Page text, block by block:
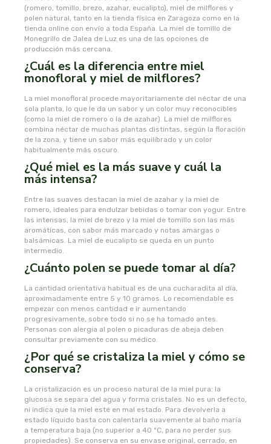
(romero, tomillo, brezo, azahar, eucalipto), miel de milflores y
polen natural, tanto en la tienda física en Zaragoza como en la
tienda online con envío a toda España. La miel de tomillo de
Monegrillo de Jalea de Luz es una de las opciones de
producción más cercana.
¿Cuál es la diferencia entre miel
monofloral y miel de milflores?
La miel monofloral procede mayoritariamente del néctar de una
sola planta, lo que le da un sabor y un color muy reconocibles
(como la miel de romero o la de azahar). La miel de milflores
combina néctar de muchas plantas distintas, según la floración
de la zona, y tiene un sabor más equilibrado y un color
habitualmente más oscuro.
¿Qué miel es la más suave y cuál la
más intensa?
Entre las suaves destacan la miel de azahar y la miel de
romero, ideales para endulzar bebidas o tomar con yogur. Entre
las intensas, la miel de brezo y la miel de tomillo son las más
aromáticas, con sabor más marcado y notas amargas o
balsámicas. La miel de eucalipto se queda en un punto
intermedio.
¿Cuánto polen se puede tomar al día?
La cantidad orientativa habitual es de una cucharadita al día,
aproximadamente entre 5 y 10 gramos. Lo recomendable es
empezar con menos cantidad e ir aumentando
progresivamente, sobre todo si no se ha tomado antes.
Personas con alergia al polen o picaduras de abeja deben
consultar previamente con su médico.
¿Por qué se cristaliza la miel y cómo se
conserva?
La cristalización es un proceso natural de la miel pura: la
glucosa se separa del agua y forma cristales. No es un defecto,
ni indica que la miel esté en mal estado. Para devolverla a
estado líquido basta con calentarla suavemente al baño maría
a temperatura baja (no superior a 40 ºC, para no perder sus
propiedades). Se conserva en su envase original, cerrado, en
nutrinat
nutrinat evolution
nutrisport
oma gertrude
orballo
ortis
oshadhi
ozolife
paracelsia
pesasur
pharmadiet
phyto-actif
phytoadvance
phytovit s.l.
pingo